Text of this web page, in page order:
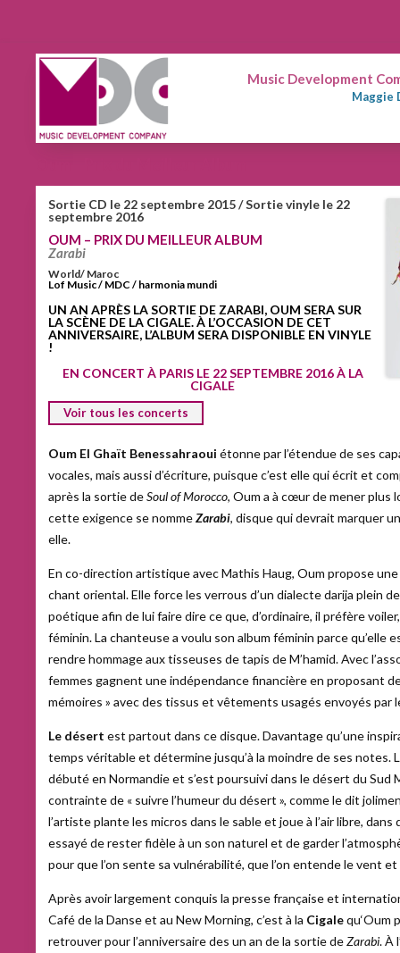
Music Development
Maggie
Sortie CD le 22 septembre 2015 / Sortie vinyle le 22
septembre 2016
OUM – PRIX DU MEILLEUR ALBUM
Zarabi
World/ Maroc
Lof Music / MDC / harmonia mundi
UN AN APRÈS LA SORTIE DE ZARABI, OUM SERA SUR
LA SCÈNE DE LA CIGALE. À L’OCCASION DE CET
ANNIVERSAIRE, L’ALBUM SERA DISPONIBLE EN VINYLE
!
EN CONCERT À PARIS LE 22 SEPTEMBRE 2016 À LA
CIGALE
Voir tous les concerts
Oum El Ghaït Benessahraoui étonne par l’étendue de ses
vocales, mais aussi d’écriture, puisque c’est elle qui écrit et
après la sortie deSoul of Morocco, Oum a à cœur de mener plus
cette exigence se nommeZarabi, disque qui devrait marquer
elle.
En co-direction artistique avec Mathis Haug, Oum propose une
chant oriental. Elle force les verrous d’un dialecte darija plein
poétique afin de lui faire dire ce que, d’ordinaire, il préfère
féminin. La chanteuse a voulu son album féminin parce qu’elle
rendre hommage aux tisseuses de tapis de M’hamid. Avec
femmes gagnent une indépendance financière en proposant
mémoires » avec des tissus et vêtements usagés envoyés par
Le désert est partout dans ce disque. Davantage qu’une
temps véritable et détermine jusqu’à la moindre de ses notes.
débuté en Normandie et s’est poursuivi dans le désert du Sud
contrainte de « suivre l’humeur du désert », comme le dit
l’artiste plante les micros dans le sable et joue à l’air libre, dans
essayé de rester fidèle à un son naturel et de garder
pour que l’on sente sa vulnérabilité, que l’on entende le vent et
Après avoir largement conquis la presse française et
Café de la Danse et au New Morning, c’est à la Cigalequ‘Oum
retrouver pour l’anniversaire des un an de la sortie deZarabi. À